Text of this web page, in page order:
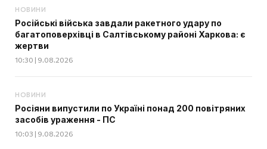
НОВИНИ
Російські війська завдали ракетного удару по
багатоповерхівці в Салтівському районі Харкова: є
жертви
10:30 | 9.08.2026
НОВИНИ
Росіяни випустили по Україні понад 200 повітряних
засобів ураження - ПС
10:03 | 9.08.2026